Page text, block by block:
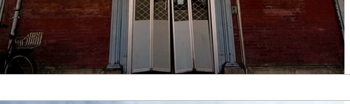
Religion Festival Europa Raum